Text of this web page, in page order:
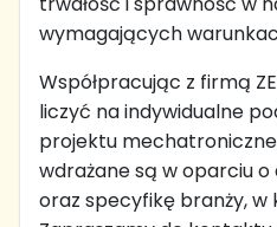
wymagających
Współpracując z firmą
liczyć na indywidualne
projektu
wdrażane są w oparciu
oraz specyfikę branży, w